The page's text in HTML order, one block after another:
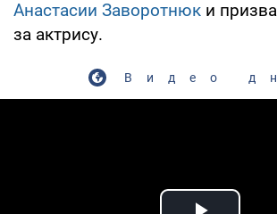
Анастасии Заворотнюк и
за актрису.
Видео